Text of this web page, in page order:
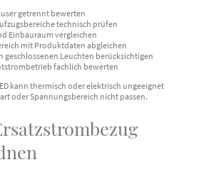
getrennt bewerten
technisch prüfen
Einbauraum vergleichen
mit Produktdaten abgleichen
geschlossenen Leuchten berücksichtigen
fachlich bewerten
kann thermisch oder elektrisch ungeeignet
oder Spannungsbereich nicht passen.